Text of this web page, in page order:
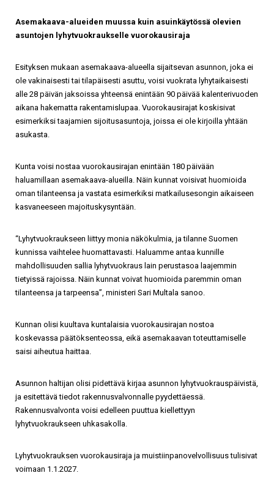
Asemakaava-alueiden muussa kuin asuinkäytössä olevien
asuntojen lyhytvuokraukselle vuorokausiraja
Esityksen mukaan asemakaava-alueella sijaitsevan asunnon, joka ei
ole vakinaisesti tai tilapäisesti asuttu, voisi vuokrata lyhytaikaisesti
alle 28 päivän jaksoissa yhteensä enintään 90 päivää kalenterivuoden
aikana hakematta rakentamislupaa. Vuorokausirajat koskisivat
esimerkiksi taajamien sijoitusasuntoja, joissa ei ole kirjoilla yhtään
asukasta.
Kunta voisi nostaa vuorokausirajan enintään 180 päivään
haluamillaan asemakaava-alueilla. Näin kunnat voisivat huomioida
oman tilanteensa ja vastata esimerkiksi matkailusesongin aikaiseen
kasvaneeseen majoituskysyntään.
“Lyhytvuokraukseen liittyy monia näkökulmia, ja tilanne Suomen
kunnissa vaihtelee huomattavasti. Haluamme antaa kunnille
mahdollisuuden sallia lyhytvuokraus lain perustasoa laajemmin
tietyissä rajoissa. Näin kunnat voivat huomioida paremmin oman
tilanteensa ja tarpeensa”, ministeri Sari Multala sanoo.
Kunnan olisi kuultava kuntalaisia vuorokausirajan nostoa
koskevassa päätöksenteossa, eikä asemakaavan toteuttamiselle
saisi aiheutua haittaa.
Asunnon haltijan olisi pidettävä kirjaa asunnon lyhytvuokrauspäivistä,
ja esitettävä tiedot rakennusvalvonnalle pyydettäessä.
Rakennusvalvonta voisi edelleen puuttua kiellettyyn
lyhytvuokraukseen uhkasakolla.
Lyhytvuokrauksen vuorokausiraja ja muistiinpanovelvollisuus tulisivat
voimaan 1.1.2027.